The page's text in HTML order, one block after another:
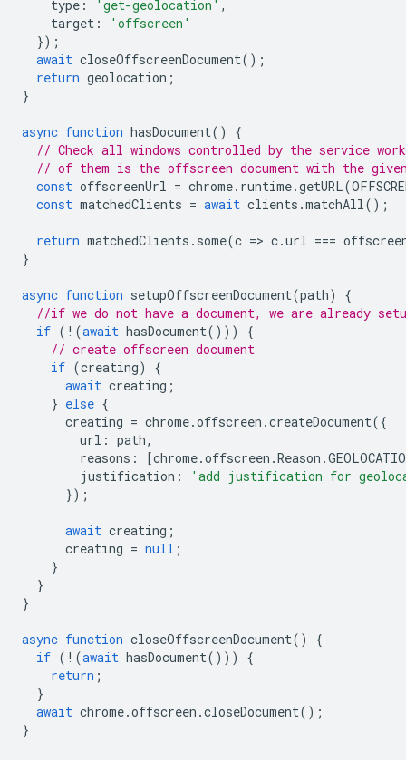
type : 'get-geolocation' ,
target :
'offscreen'
});
await closeOffscreenDocument();
return geolocation ;
}
async function hasDocument()
{
// Check all windows controlled by the service
// of them is the offscreen document with the
const offscreenUrl = chrome. runtime.getURL(
const matchedClients = await clients .matchAll ();
return matchedClients . some(c => c.url ===
}
async function setupOffscreenDocument(path)
{
//if we do not have a document, we are already
if ( ! (await hasDocument()))
{
// create offscreen document
if (creating)
{
await creating ;
} else {
creating = chrome.offscreen .createDocument({
url : path,
reasons : [chrome.offscreen .Reason .
justification :
'add justification for
});
await creating ;
creating = null ;
}
}
}
async function closeOffscreenDocument()
{
if ( ! (await hasDocument()))
{
return ;
}
await chrome.offscreen .closeDocument();
}